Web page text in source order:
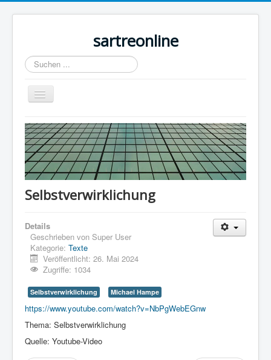
sartreonline
Suchen
...
Navigation
an/aus
Home
Texte
Videos
Rezensionen
Kontakt
Impressum
Selbstverwirklichung
Details
Geschrieben von Super User
Kategorie: Texte
Veröffentlicht: 26. Mai 2024
Zugriffe: 1034
Selbstverwirklichung Michael Hampe
https://www.youtube.com/watch?v=NbPgWebEGnw
Thema: Selbstverwirklichung
Quelle: Youtube-Video